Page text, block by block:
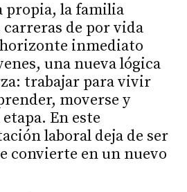
propia, la familia
de por vida
inmediato
una nueva lógica
trabajar para vivir
moverse y
En este
laboral deja de ser
convierte en un nuevo